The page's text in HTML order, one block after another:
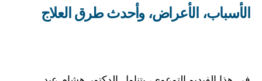
الأسباب، الأعراض، وأحدث طرق العلاج